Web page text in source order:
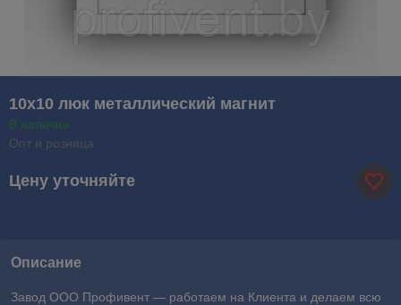
10х10 люк металлический магнит
В наличии
Опт и розница
Цену уточняйте
Описание
Завод ООО Профивент ― работаем на Клиента и делаем всю